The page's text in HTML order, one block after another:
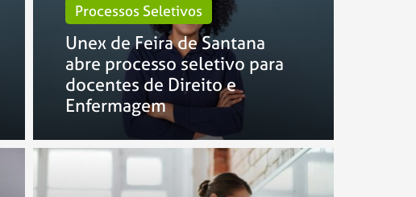
Processos Seletivos
Unex de Feira de Santana
abre processo seletivo para
docentes de Direito e
Enfermagem